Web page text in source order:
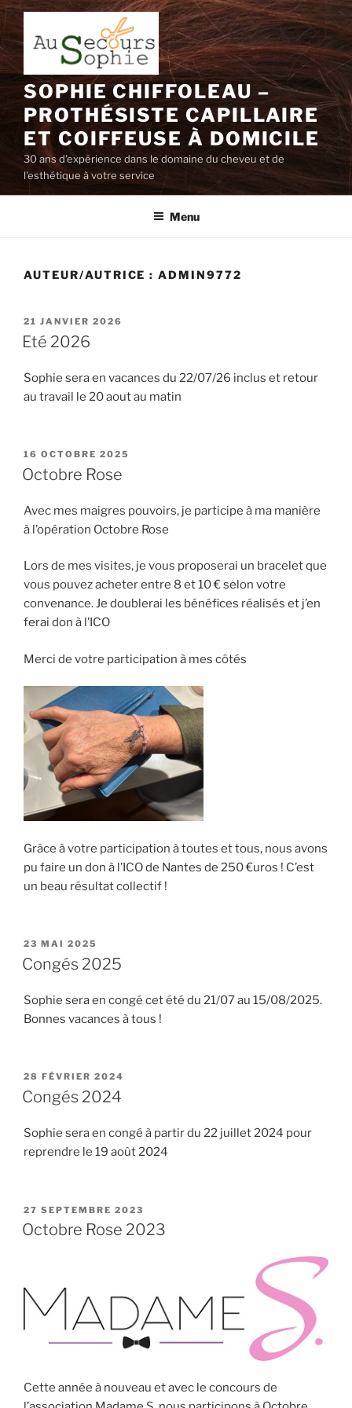
Aller
contenu
principal
SOPHIE CHIFFOLEAU –
PROTHÉSISTE CAPILLAIRE
ET COIFFEUSE À DOMICILE
30 ans d'expérience dans le domaine du cheveu et de
l'esthétique à votre service
Menu
AUTEUR/AUTRICE :ADMIN9772
PUBLIÉ
LE
21 JANVIER 2026
Eté 2026
Sophie sera en vacances du 22/07/26 inclus et retour
au travail le 20 aout au matin
PUBLIÉ
LE
16 OCTOBRE 2025
Octobre Rose
Avec mes maigres pouvoirs, je participe à ma manière
à l’opération Octobre Rose
Lors de mes visites, je vous proposerai un bracelet que
vous pouvez acheter entre 8 et 10 € selon votre
convenance. Je doublerai les bénéfices réalisés et j’en
ferai don à l’ICO
Merci de votre participation à mes côtés
Grâce à votre participation à toutes et tous, nous avons
pu faire un don à l’ICO de Nantes de 250 €uros ! C’est
un beau résultat collectif !
PUBLIÉ
LE
23 MAI 2025
Congés 2025
Sophie sera en congé cet été du 21/07 au 15/08/2025.
Bonnes vacances à tous !
PUBLIÉ
LE
28 FÉVRIER 2024
Congés 2024
Sophie sera en congé à partir du 22 juillet 2024 pour
reprendre le 19 août 2024
PUBLIÉ
LE
27 SEPTEMBRE 2023
Octobre Rose 2023
Cette année à nouveau et avec le concours de